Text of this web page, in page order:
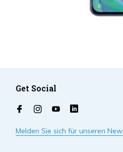
Get Social
Melden Sie sich für unseren